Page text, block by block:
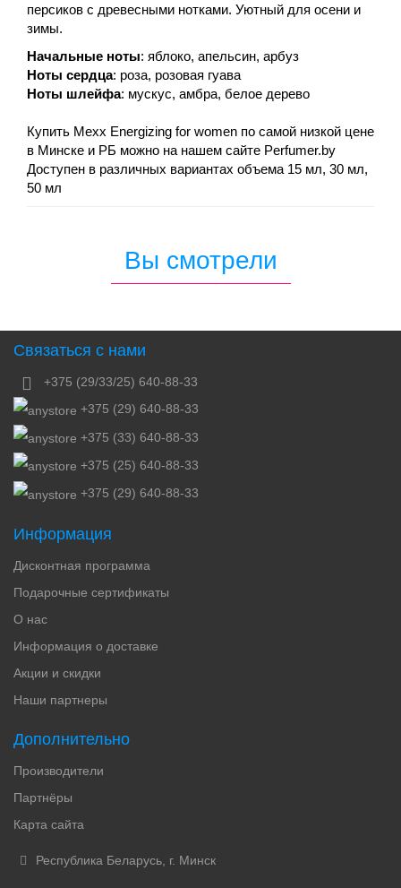
персиков с древесными нотками. Уютный для осени и
зимы.
Начальные ноты: яблоко, апельсин, арбуз
Ноты сердца: роза, розовая гуава
Ноты шлейфа: мускус, амбра, белое дерево
Купить Mexx Energizing for women по самой низкой цене
в Минске и РБ можно на нашем сайте Perfumer.by
Доступен в различных вариантах объема 15 мл, 30 мл,
50 мл
Вы смотрели
Связаться с нами
+375 (29/33/25) 640-88-33
+375 (29) 640-88-33
+375 (33) 640-88-33
+375 (25) 640-88-33
+375 (29) 640-88-33
Информация
Дисконтная программа
Подарочные сертификаты
О нас
Информация о доставке
Акции и скидки
Наши партнеры
Дополнительно
Производители
Партнёры
Карта сайта
Республика Беларусь, г. Минск